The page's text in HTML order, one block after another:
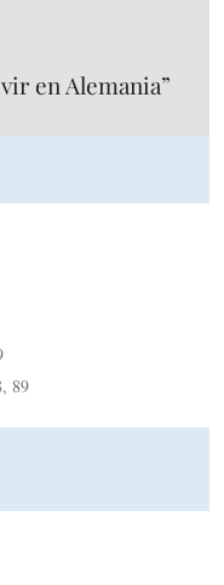
en Alemania”
89